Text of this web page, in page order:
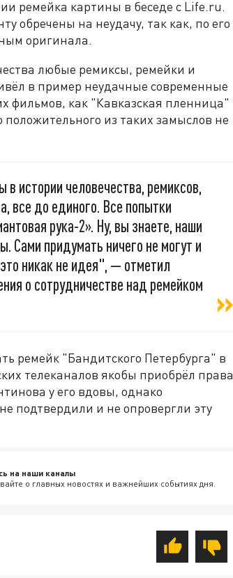
ремейка картины в беседе с Life.ru.
обречены на неудачу, так как, по его
оригинала.
любые ремиксы, ремейки и
в пример неудачные современные
фильмов, как "Кавказская пленница"
из таких замыслов не
истории человечества, ремиксов,
все до единого. Все попытки
рука-2». Ну, вы знаете, наши
Сами придумать ничего не могут и
никак не идея", — отметил
о сотрудничестве над ремейком
ремейк "Бандитского Петербурга" в
телеканалов якобы приобрёл права
у его вдовы, однако
подтвердили и не опровергли эту
на наши каналы
о главных новостях и важнейших событиях дня.